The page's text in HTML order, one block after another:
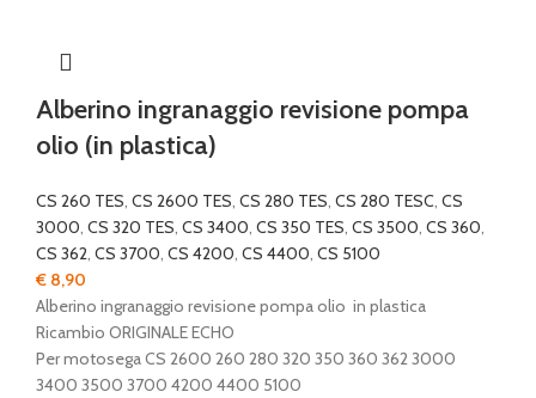
Alberino ingranaggio revisione pompa
olio (in plastica)
CS 260 TES, CS 2600 TES, CS 280 TES, CS 280 TESC, CS
3000, CS 320 TES, CS 3400, CS 350 TES, CS 3500, CS 360,
CS 362, CS 3700, CS 4200, CS 4400, CS 5100
€ 8,90
Alberino ingranaggio revisione pompa olio in plastica
Ricambio ORIGINALE ECHO
Per motosega CS 2600 260 280 320 350 360 362 3000
3400 3500 3700 4200 4400 5100